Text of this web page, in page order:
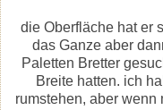
die Oberfläche hat er
das Ganze aber
Paletten Bretter
Breite hatten. ich
rumstehen, aber